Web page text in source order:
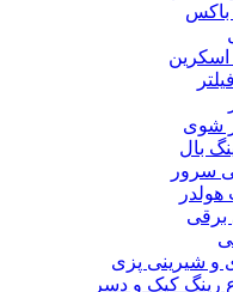
باکس
اسکرین
شوی
بال
سرور
برقی
و شیرینی پزی
رینگ کیک و دسر